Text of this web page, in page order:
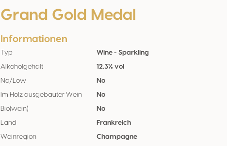
Grand Gold Medal
Informationen
Typ Wine - Sparkling
Alkoholgehalt 12.3% vol
No/Low No
Im Holz ausgebauter Wein No
Bio(wein) No
Land Frankreich
Weinregion Champagne